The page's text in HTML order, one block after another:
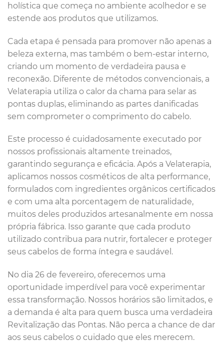
holística que começa no ambiente acolhedor e se
estende aos produtos que utilizamos.
Cada etapa é pensada para promover não apenas a
beleza externa, mas também o bem-estar interno,
criando um momento de verdadeira pausa e
reconexão. Diferente de métodos convencionais, a
Velaterapia utiliza o calor da chama para selar as
pontas duplas, eliminando as partes danificadas
sem comprometer o comprimento do cabelo.
Este processo é cuidadosamente executado por
nossos profissionais altamente treinados,
garantindo segurança e eficácia. Após a Velaterapia,
aplicamos nossos cosméticos de alta performance,
formulados com ingredientes orgânicos certificados
e com uma alta porcentagem de naturalidade,
muitos deles produzidos artesanalmente em nossa
própria fábrica. Isso garante que cada produto
utilizado contribua para nutrir, fortalecer e proteger
seus cabelos de forma íntegra e saudável.
No dia 26 de fevereiro, oferecemos uma
oportunidade imperdível para você experimentar
essa transformação. Nossos horários são limitados, e
a demanda é alta para quem busca uma verdadeira
Revitalização das Pontas. Não perca a chance de dar
aos seus cabelos o cuidado que eles merecem.